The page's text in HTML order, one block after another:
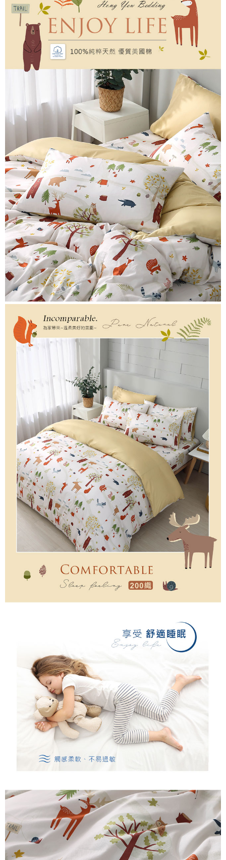
【注意事項】
１．透過由恩沛科技股份有限公司提供之「AFTEE先享後付」服務完成之交
易，需依本服務之必要範圍內提供個人資料，並將交易相關給付款項請求債
權轉讓予恩沛科技股份有限公司。
２．關於個人資料處理事宜，請瀏覽以下網址：
https://aftee.tw/terms/#terms3
３．未成年的使用者請事先徵得法定代理人或監護人之同意方可使用
「AFTEE先享後付」，若未經同意申辦者引起之損失，本公司不負相關責
４．使用「AFTEE先享後付」時，將依據個別帳號之用戶狀況，依本公司即
時審查核予不同之上限額度；若仍有額度不足之情形，本公司將視審查結果
請求用戶進行身份認證。
５．嚴禁一人註冊多個帳號或使用他人資訊註冊。若發現惡意使用之情形，
恩沛科技股份有限公司將有權停止該用戶之使用額度並採取法律行動。
每筆NT$100，滿NT$499(含以上)免運費
離島宅配
每筆NT$100，滿NT$499(含以上)免運費